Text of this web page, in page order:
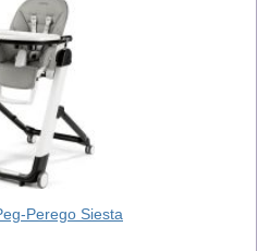
Perego Siesta